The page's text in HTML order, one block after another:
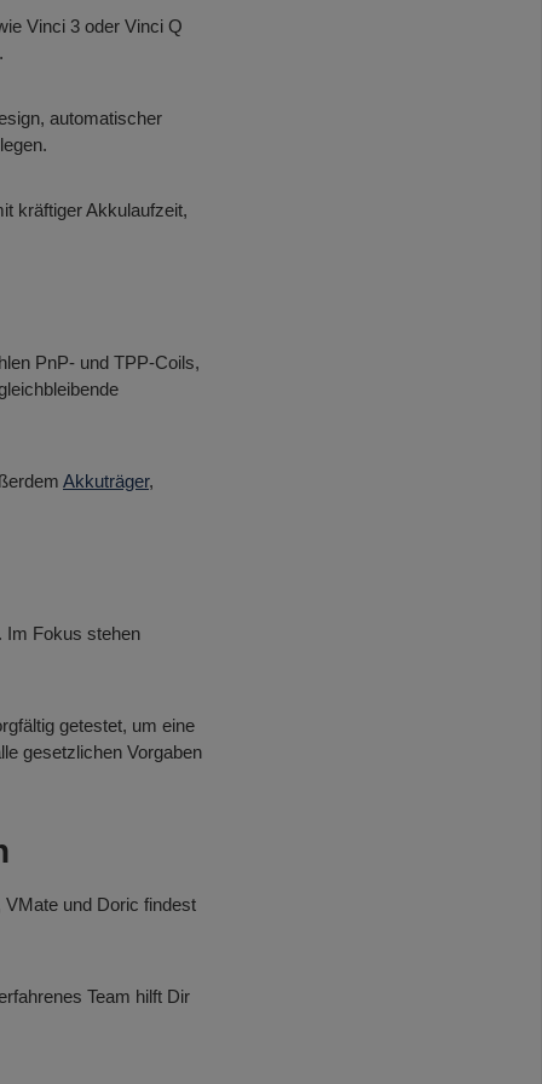
Vinci 3 oder Vinci Q
automatischer
kräftiger Akkulaufzeit,
PnP- und TPP-Coils,
Akkuträger,
Im Fokus stehen
getestet, um eine
gesetzlichen Vorgaben
VMate und Doric findest
Team hilft Dir